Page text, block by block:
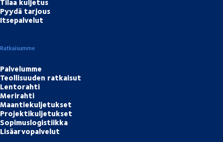
Pyydä tarjous
Itsepalvelut
Ratkaisumme
Palvelumme
Teollisuuden ratkaisut
Lentorahti
Merirahti
Maantiekuljetukset
Projektikuljetukset
Sopimuslogistiikka
Lisäarvopalvelut